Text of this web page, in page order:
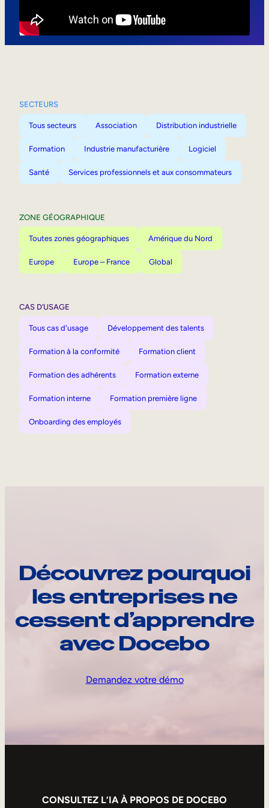
SECTEURS
Tous secteurs Association Distribution industrielle
Formation Industrie manufacturière Logiciel
Santé Services professionnels et aux consommateurs
ZONE GÉOGRAPHIQUE
Toutes zones géographiques Amérique du Nord
Europe Europe – France Global
CAS D’USAGE
Tous cas d'usage Développement des talents
Formation à la conformité Formation client
Formation des adhérents Formation externe
Formation interne Formation première ligne
Onboarding des employés
Découvrez pourquoi
les entreprises ne
cessent d’apprendre
avec Docebo
Demandez votre démo
CONSULTEZ L’IA À PROPOS DE DOCEBO